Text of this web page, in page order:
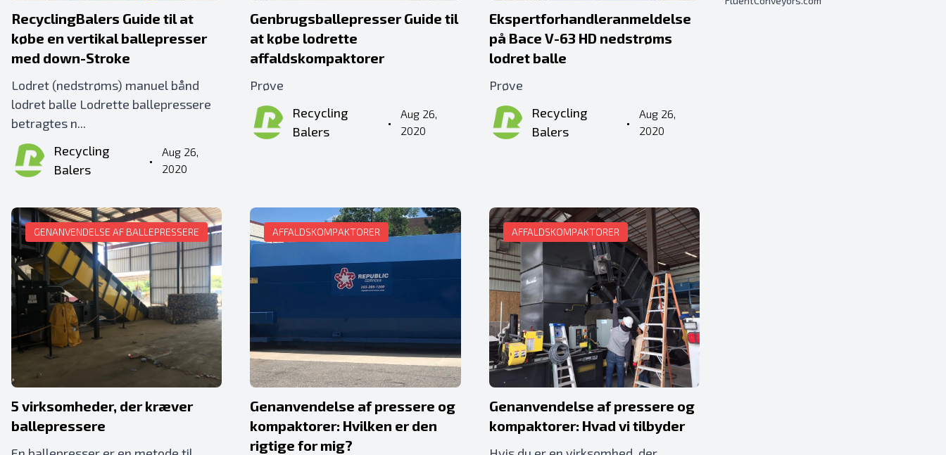
RecyclingBalers Guide til at
købe en vertikal ballepresser
med down-Stroke
Lodret (nedstrøms) manuel bånd
lodret balle Lodrette ballepressere
betragtes n...
Recycling
Balers
•
Aug 26,
2020
Genbrugsballepresser Guide til
at købe lodrette
affaldskompaktorer
Prøve
Recycling
Balers
•
Aug 26,
2020
Ekspertforhandleranmeldelse
på Bace V-63 HD nedstrøms
lodret balle
Prøve
Recycling
Balers
•
Aug 26,
2020
GENANVENDELSE AF BALLEPRESSERE
5 virksomheder, der kræver
ballepressere
AFFALDSKOMPAKTORER
Genanvendelse af pressere og
kompaktorer: Hvilken er den
rigtige for mig?
AFFALDSKOMPAKTORER
Genanvendelse af pressere og
kompaktorer: Hvad vi tilbyder